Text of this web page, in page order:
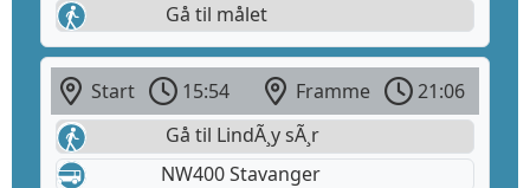
Gå til målet
Start 15:54 Framme
21:06
Gå til LindÃ¸y sÃ¸r
NW400 Stavanger